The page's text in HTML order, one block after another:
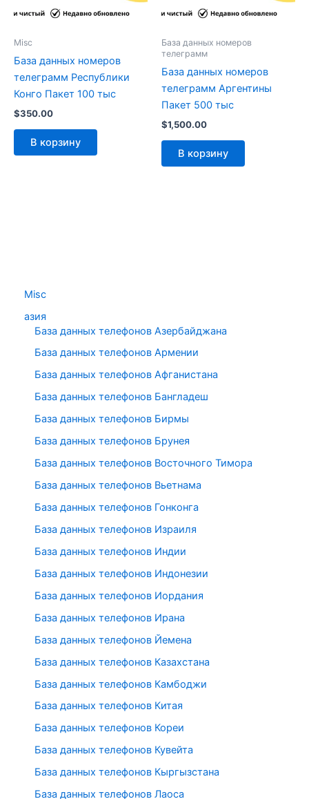
Misc
азия
База данных телефонов Азербайджана
База данных телефонов Армении
База данных телефонов Афганистана
База данных телефонов Бангладеш
База данных телефонов Бирмы
База данных телефонов Брунея
База данных телефонов Восточного Тимора
База данных телефонов Вьетнама
База данных телефонов Гонконга
База данных телефонов Израиля
База данных телефонов Индии
База данных телефонов Индонезии
База данных телефонов Иордания
База данных телефонов Ирана
База данных телефонов Йемена
База данных телефонов Казахстана
База данных телефонов Камбоджи
База данных телефонов Китая
База данных телефонов Кореи
База данных телефонов Кувейта
База данных телефонов Кыргызстана
База данных телефонов Лаоса
Misc
База данных номеров
телеграмм Республики
Конго Пакет 100 тыс
$350.00
В корзину
База данных номеров
телеграмм
База данных номеров
телеграмм Аргентины
Пакет 500 тыс
$1,500.00
В корзину